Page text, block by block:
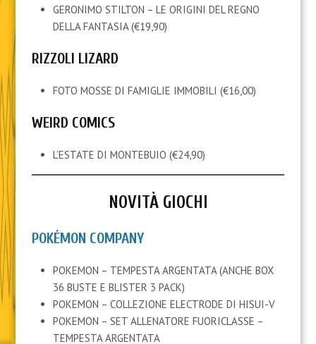
GERONIMO STILTON – LE ORIGINI DEL REGNO
DELLA FANTASIA (€19,90)
RIZZOLI LIZARD
FOTO MOSSE DI FAMIGLIE IMMOBILI (€16,00)
WEIRD COMICS
L’ESTATE DI MONTEBUIO (€24,90)
NOVITÀ GIOCHI
POKÉMON COMPANY
POKEMON – TEMPESTA ARGENTATA (ANCHE BOX
36 BUSTE E BLISTER 3 PACK)
POKEMON – COLLEZIONE ELECTRODE DI HISUI-V
POKEMON – SET ALLENATORE FUORICLASSE –
TEMPESTA ARGENTATA